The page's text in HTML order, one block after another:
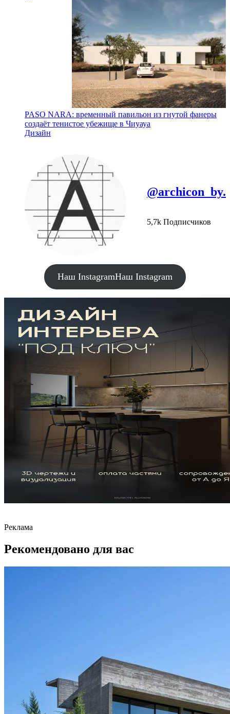
PASO NARA: временный павильон из гнутой фанеры
создаёт тенистое убежище в Чиуауа
Дизайн
@archicon_by.
5,7k Подписчиков
Наш InstagramНаш Instagram
Реклама
Рекомендовано для вас